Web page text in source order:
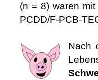
(n = 8) waren
PCDD/F-PCB-
Nach